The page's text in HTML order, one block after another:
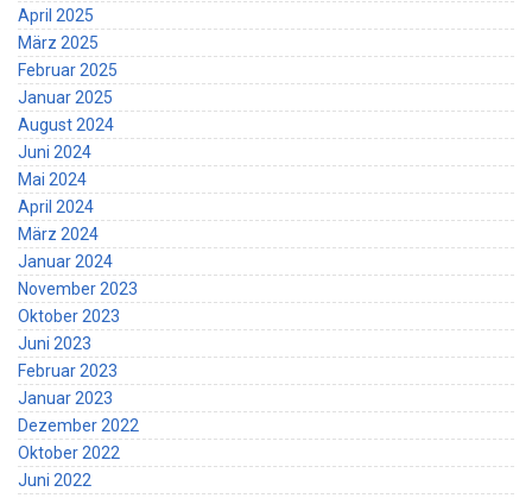
April 2025
März 2025
Februar 2025
Januar 2025
August 2024
Juni 2024
Mai 2024
April 2024
März 2024
Januar 2024
November 2023
Oktober 2023
Juni 2023
Februar 2023
Januar 2023
Dezember 2022
Oktober 2022
Juni 2022